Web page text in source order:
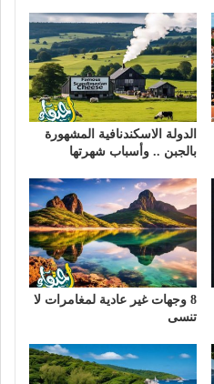
الدولة الاسكندنافية المشهورة
بالجبن .. وأسباب شهرتها
8 وجهات غير عادية لمغامرات لا
تنسى